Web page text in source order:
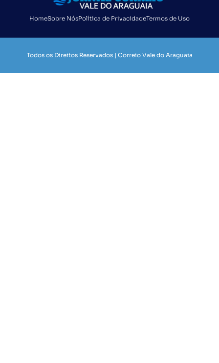
HomeSobre NósPolítica de PrivacidadeTermos de Uso
Todos os Direitos Reservados | Correio Vale do Araguaia